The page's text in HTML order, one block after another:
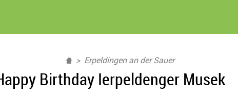
Erpeldingen an der Sauer
Birthday Ierpeldenger Musek